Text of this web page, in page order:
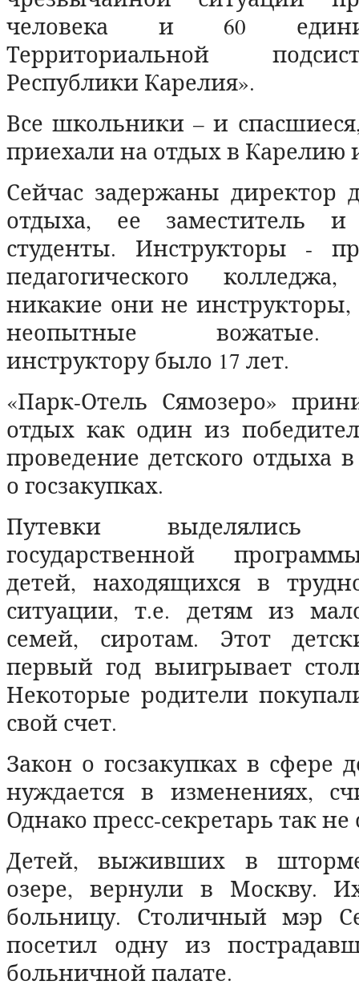
человека и 60
Территориальной
Республики Карелия».
Все школьники – и
приехали на отдых в Карелию
Сейчас задержаны директор
отдыха, ее заместитель и
студенты. Инструкторы -
педагогического
никакие они не инструкторы,
неопытные вожатые.
инструктору было 17 лет.
«Парк-Отель Сямозеро»
отдых как один из
проведение детского отдыха
о госзакупках.
Путевки
государственной
детей, находящихся в
ситуации, т.е. детям из
семей, сиротам. Этот
первый год выигрывает
Некоторые родители
свой счет.
Закон о госзакупках в сфере
нуждается в изменениях,
Однако пресс-секретарь так не
Детей, выживших в
озере, вернули в Москву.
больницу. Столичный мэр
посетил одну из
больничной палате.